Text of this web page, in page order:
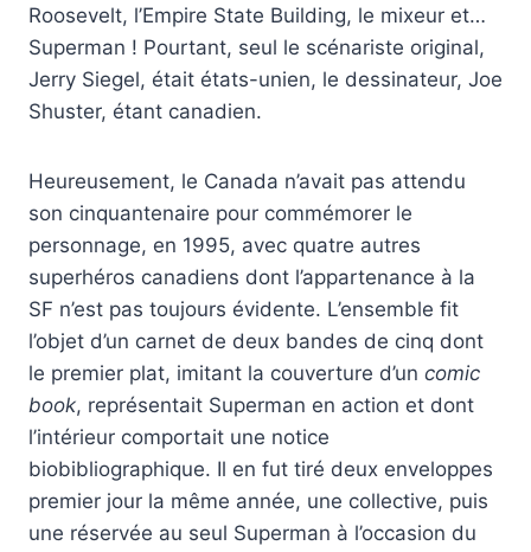
Roosevelt, l’Empire State Building, le mixeur et…
Superman ! Pourtant, seul le scénariste original,
Jerry Siegel, était états-unien, le dessinateur, Joe
Shuster, étant canadien.
Heureusement, le Canada n’avait pas attendu
son cinquantenaire pour commémorer le
personnage, en 1995, avec quatre autres
superhéros canadiens dont l’appartenance à la
SF n’est pas toujours évidente. L’ensemble fit
l’objet d’un carnet de deux bandes de cinq dont
le premier plat, imitant la couverture d’un comic
book, représentait Superman en action et dont
l’intérieur comportait une notice
biobibliographique. Il en fut tiré deux enveloppes
premier jour la même année, une collective, puis
une réservée au seul Superman à l’occasion du